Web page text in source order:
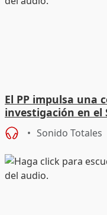
El PP impulsa una
investigación en el
RTVE
Sonido Totales